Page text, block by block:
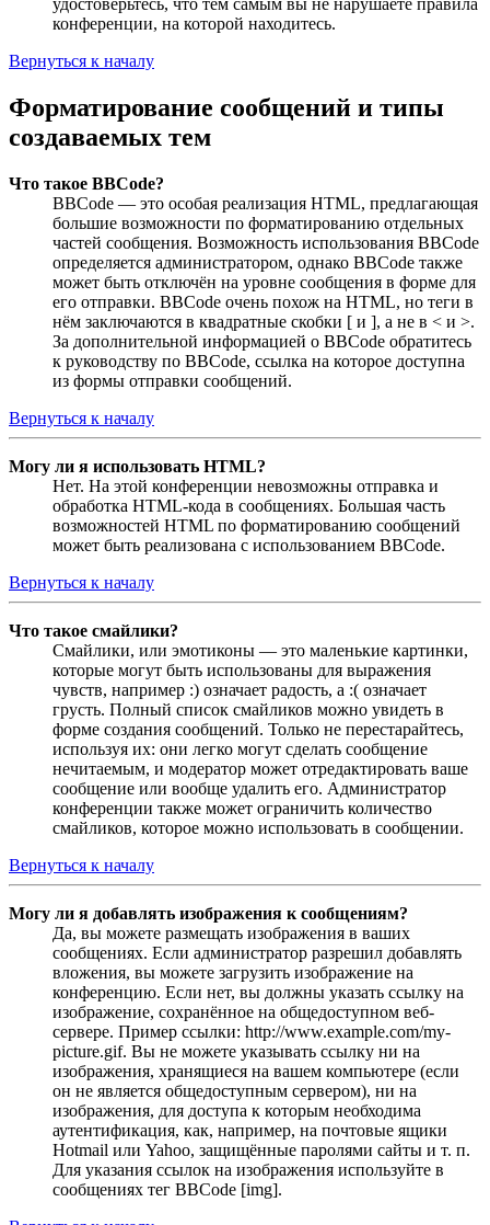
удостоверьтесь, что тем самым вы не нарушаете правила
конференции, на которой находитесь.
Вернуться к началу
Форматирование сообщений и типы
создаваемых тем
Что такое BBCode?
BBCode — это особая реализация HTML, предлагающая
большие возможности по форматированию отдельных
частей сообщения. Возможность использования BBCode
определяется администратором, однако BBCode также
может быть отключён на уровне сообщения в форме для
его отправки. BBCode очень похож на HTML, но теги в
нём заключаются в квадратные скобки [ и ], а не в < и >.
За дополнительной информацией о BBCode обратитесь
к руководству по BBCode, ссылка на которое доступна
из формы отправки сообщений.
Вернуться к началу
Могу ли я использовать HTML?
Нет. На этой конференции невозможны отправка и
обработка HTML-кода в сообщениях. Большая часть
возможностей HTML по форматированию сообщений
может быть реализована с использованием BBCode.
Вернуться к началу
Что такое смайлики?
Смайлики, или эмотиконы — это маленькие картинки,
которые могут быть использованы для выражения
чувств, например :) означает радость, а :( означает
грусть. Полный список смайликов можно увидеть в
форме создания сообщений. Только не перестарайтесь,
используя их: они легко могут сделать сообщение
нечитаемым, и модератор может отредактировать ваше
сообщение или вообще удалить его. Администратор
конференции также может ограничить количество
смайликов, которое можно использовать в сообщении.
Вернуться к началу
Могу ли я добавлять изображения к сообщениям?
Да, вы можете размещать изображения в ваших
сообщениях. Если администратор разрешил добавлять
вложения, вы можете загрузить изображение на
конференцию. Если нет, вы должны указать ссылку на
изображение, сохранённое на общедоступном веб-
сервере. Пример ссылки: http://www.example.com/my-
picture.gif. Вы не можете указывать ссылку ни на
изображения, хранящиеся на вашем компьютере (если
он не является общедоступным сервером), ни на
изображения, для доступа к которым необходима
аутентификация, как, например, на почтовые ящики
Hotmail или Yahoo, защищённые паролями сайты и т. п.
Для указания ссылок на изображения используйте в
сообщениях тег BBCode [img].